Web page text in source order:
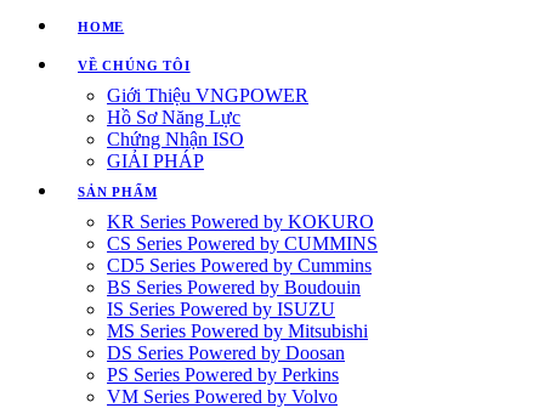
HOME
VỀ CHÚNG TÔI
Giới Thiệu VNGPOWER
Hồ Sơ Năng Lực
Chứng Nhận ISO
GIẢI PHÁP
SẢN PHẨM
KR Series Powered by KOKURO
CS Series Powered by CUMMINS
CD5 Series Powered by Cummins
BS Series Powered by Boudouin
IS Series Powered by ISUZU
MS Series Powered by Mitsubishi
DS Series Powered by Doosan
PS Series Powered by Perkins
VM Series Powered by Volvo